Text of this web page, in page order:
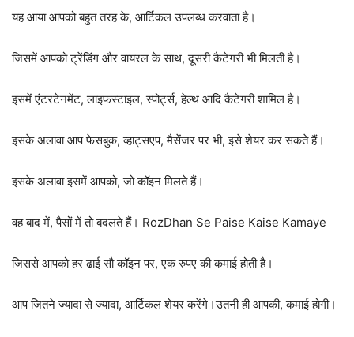
यह आया आपको बहुत तरह के, आर्टिकल उपलब्ध करवाता है।
जिसमें आपको ट्रेंडिंग और वायरल के साथ, दूसरी कैटेगरी भी मिलती है।
इसमें एंटरटेनमेंट, लाइफस्टाइल, स्पोर्ट्स, हेल्थ आदि कैटेगरी शामिल है।
इसके अलावा आप फेसबुक, व्हाट्सएप, मैसेंजर पर भी, इसे शेयर कर सकते हैं।
इसके अलावा इसमें आपको, जो कॉइन मिलते हैं।
वह बाद में, पैसों में तो बदलते हैं। RozDhan Se Paise Kaise Kamaye
जिससे आपको हर ढाई सौ कॉइन पर, एक रुपए की कमाई होती है।
आप जितने ज्यादा से ज्यादा, आर्टिकल शेयर करेंगे।उतनी ही आपकी, कमाई होगी।